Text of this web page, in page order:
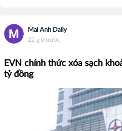
Mai Anh Daily
22 giờ trước
EVN chính thức xóa sạch
tỷ đồng